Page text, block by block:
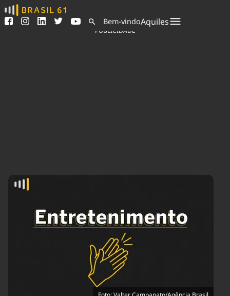
Ver todas as notícias
Podcasts
Indicadores
Agronegócios
Brasil Mineral
Ciência &
Tecnologia
Economia
Educação
Infraestrutura
Internacional
Política
Saúde
Bem-vindoAquiles
PUBLICIDADE